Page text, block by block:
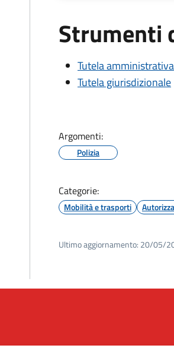
Strumenti
Tutela amministrativa
Tutela giurisdizionale
Argomenti:
Polizia
Categorie:
Mobilità e trasporti
Ultimo aggiornamento: 20/05/